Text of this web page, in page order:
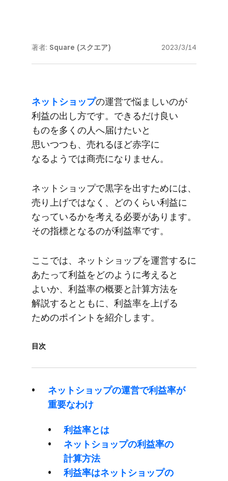
著者: Square (スクエア) 2023/3/14
ネットショップの​運営で​悩ましいのが​
利益の​出し方です。​できるだけ良い​
ものを​多くの​人へ​届けたいと​
思いつつも、​売れる​ほど​赤字に​
なるようでは​商売に​なりません。
ネットショップで​黒字を​出すためには、​
売り上げではなく、​どの​くらい​利益に​
なっているかを​考える​必要が​あります。​
その​指標と​なるのが​利益率です。
ここでは、​ネットショップを​運営するに​
あたって​利益を​どのように​考えると​
よいか、​利益率の​概要と​計算方​法を​
解説するとともに、​利益率を​上げる​
ための​ポイントを​紹介します。
目次
ネットショップの​運営で​利益率が​
重要なわけ
利益率とは
ネットショップの​利益率の​
計算方​法
利益率は​ネットショップの​